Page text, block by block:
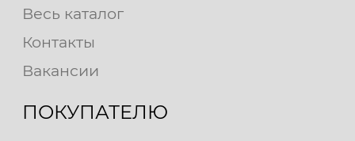
Весь каталог
Контакты
Вакансии
ПОКУПАТЕЛЮ